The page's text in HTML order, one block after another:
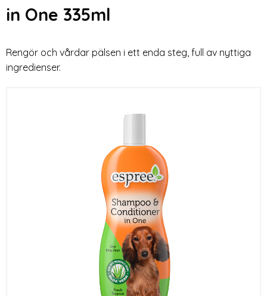
in One 335ml
Rengör och vårdar pälsen i ett enda steg, full av nyttiga
ingredienser.